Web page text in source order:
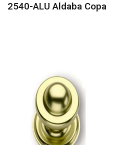
2540-ALU Aldaba Copa